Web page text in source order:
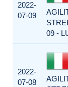
2022-
07-09
09 -
2022-
07-08